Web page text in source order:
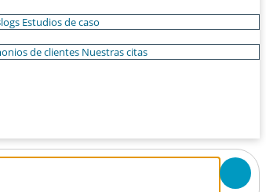
Estudios de caso
de clientes Nuestras citas